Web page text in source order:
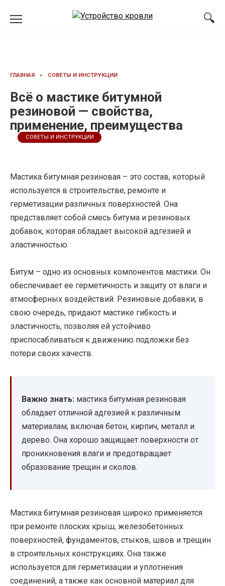
ГЛАВНАЯ » СОВЕТЫ И ИНСТРУКЦИИ
Всё о мастике битумной
резиновой — свойства,
применение, преимущества
СОВЕТЫ И ИНСТРУКЦИИ
Мастика битумная резиновая – это состав, который
используется в строительстве, ремонте и
герметизации различных поверхностей. Она
представляет собой смесь битума и резиновых
добавок, которая обладает высокой адгезией и
эластичностью.
Битум – одно из основных компонентов мастики. Он
обеспечивает ее герметичность и защиту от влаги и
атмосферных воздействий. Резиновые добавки, в
свою очередь, придают мастике гибкость и
эластичность, позволяя ей устойчиво
приспосабливаться к движению подложки без
потери своих качеств.
Важно знать: мастика битумная резиновая
обладает отличной адгезией к различным
материалам, включая бетон, кирпич, металл и
дерево. Она хорошо защищает поверхности от
проникновения влаги и предотвращает
образование трещин и сколов.
Мастика битумная резиновая широко применяется
при ремонте плоских крыш, железобетонных
поверхностей, фундаментов, стыков, швов и трещин
в строительных конструкциях. Она также
используется для герметизации и уплотнения
соединений, а также как основной материал для